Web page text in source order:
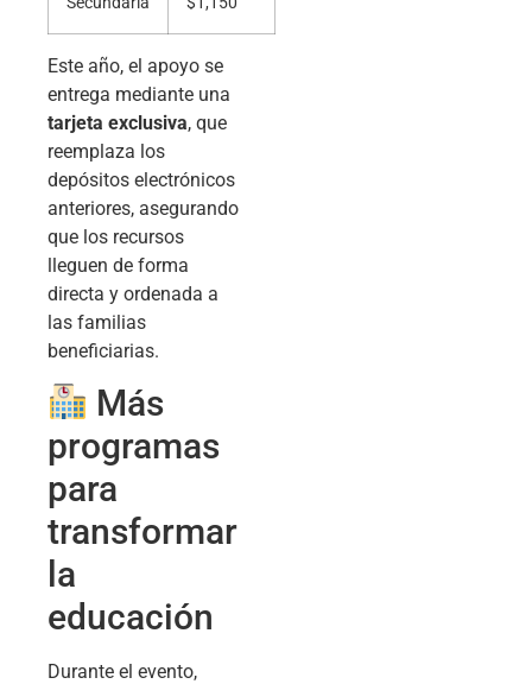
Este año, el apoyo se
entrega mediante una
tarjeta exclusiva, que
reemplaza los
depósitos electrónicos
anteriores, asegurando
que los recursos
lleguen de forma
directa y ordenada a
las familias
beneficiarias.
Más
programas
para
transformar
la
educación
Durante el evento,